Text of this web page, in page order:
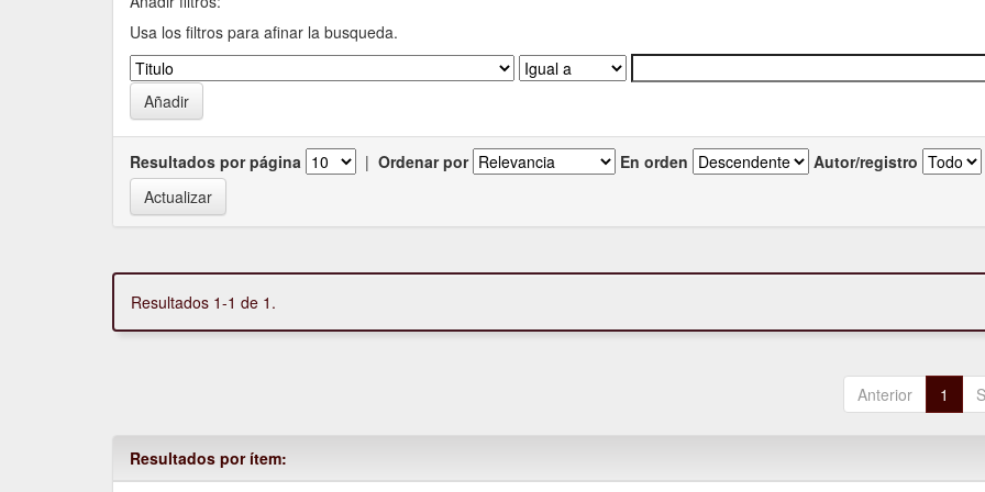
Usa los filtros para afinar la busqueda.
Resultados por página | Ordenar por En orden Autor/registro
Resultados 1-1 de 1.
Anterior 1
Resultados por ítem: